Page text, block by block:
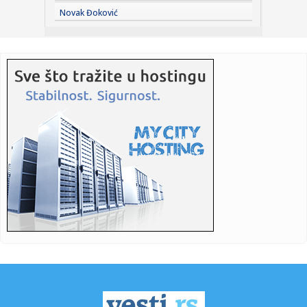
08:24:Vučić danas obilazi radove na rekonstrukciji Starog
železničk...
08:24: Brutalno udarila protivnicu, pa zapalila mreže objavom:
"Privile...
08:18:
dalj...
08:18:Fidan: Sporazum Turske, Pakistana i S. Arabije isti kao
NATO spor...
08:18:Sombor: Deo Sombora 11. avgusta bez struje
08:18:Od De Pola za Mesija – dirljiv trenutak u Majamiju VIDEO
Mađarska zabranjuje divlje životinje u cirkusu
Novak Đoković